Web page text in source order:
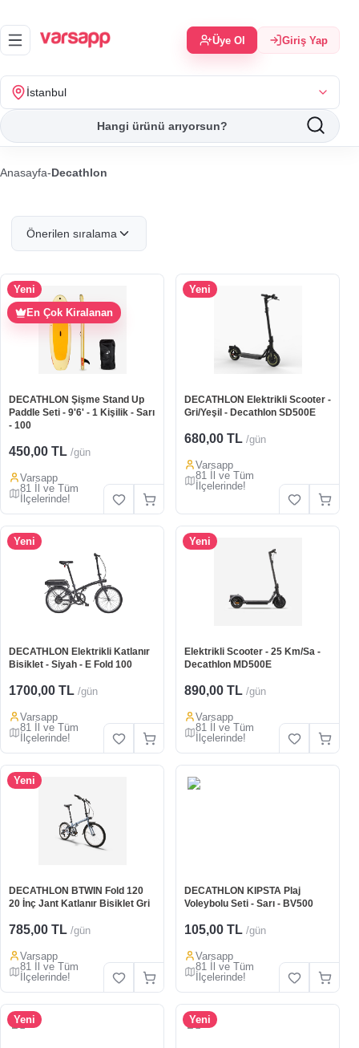
İstanbul
Üye Ol Giriş Yap
Anasayfa-Decathlon
Önerilen sıralama
Yeni
En Çok Kiralanan
DECATHLON Şişme Stand Up
Paddle Seti - 9'6' - 1 Kişilik - Sarı
- 100
450,00 TL /gün
Varsapp
81 İl ve Tüm
İlçelerinde!
Yeni
DECATHLON Elektrikli Scooter -
Gri/Yeşil - Decathlon SD500E
680,00 TL /gün
Varsapp
81 İl ve Tüm
İlçelerinde!
Yeni
DECATHLON Elektrikli Katlanır
Bisiklet - Siyah - E Fold 100
1700,00 TL /gün
Varsapp
81 İl ve Tüm
İlçelerinde!
Yeni
Elektrikli Scooter - 25 Km/Sa -
Decathlon MD500E
890,00 TL /gün
Varsapp
81 İl ve Tüm
İlçelerinde!
Yeni
DECATHLON BTWIN Fold 120
20 İnç Jant Katlanır Bisiklet Gri
785,00 TL /gün
Varsapp
81 İl ve Tüm
İlçelerinde!
DECATHLON KIPSTA Plaj
Voleybolu Seti - Sarı - BV500
105,00 TL /gün
Varsapp
81 İl ve Tüm
İlçelerinde!
Yeni Yeni